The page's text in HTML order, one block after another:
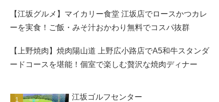
【江坂グルメ】マイカリー食堂 江坂店でロースかつカレ
ーを実食！ご飯・みそ汁おかわり無料でコスパ抜群
【上野焼肉】焼肉陽山道 上野広小路店でA5和牛スタンダ
ードコースを堪能！個室で楽しむ贅沢な焼肉ディナー
江坂ゴルフセンター